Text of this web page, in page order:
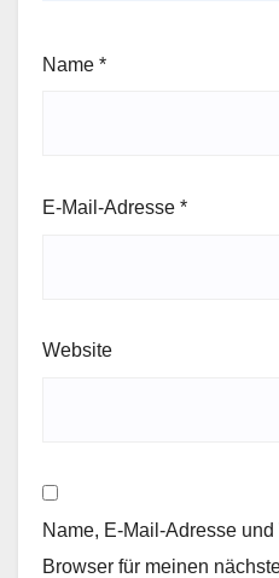
Name *
E-Mail-Adresse *
Website
Name, E-Mail-Adresse
Browser für meinen